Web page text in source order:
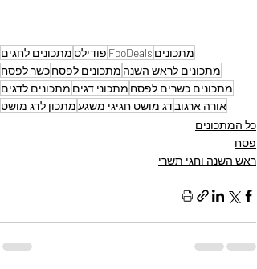
מתכונים FooDeals פודילסמתכונים לחגים
מתכונים לראש השנה מתכונים לפסחכשר לפסח
מתכונים כשרים לפסח מתכוני דגים מתכונים לדגים
אורה ארגובדג מושט חגיגי משגעמתכון לדג מושט
כל המתכונים
פסח
ראש השנה וחגי תשרי